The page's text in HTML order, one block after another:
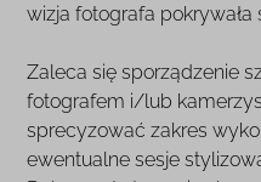
wizja fotografa pokrywała
Zaleca się sporządzenie
fotografem i/lub
sprecyzować zakres
ewentualne sesje